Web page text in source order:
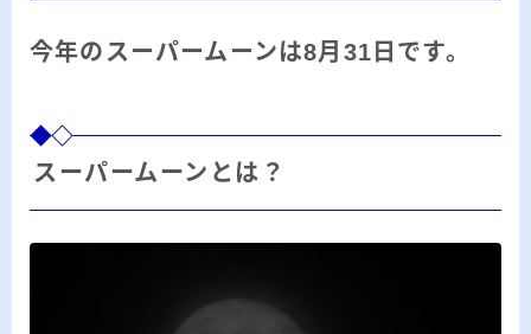
みきてぃ
や生活関連、趣味の1つである観賞魚などの記事
を書いています。
今年のスーパームーンは8月31日です。
スーパームーンとは？